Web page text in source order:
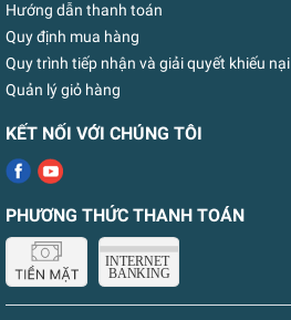
Hướng dẫn thanh toán
Quy định mua hàng
Quy trình tiếp nhận và giải quyết khiếu nại
Quản lý giỏ hàng
KẾT NỐI VỚI CHÚNG TÔI
PHƯƠNG THỨC THANH TOÁN